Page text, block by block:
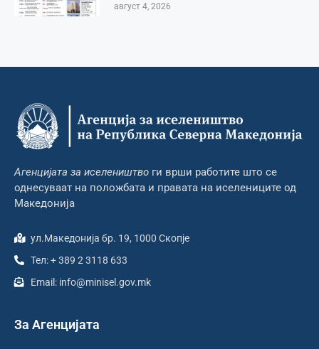
август 4, 2026
Агенцијата за иселеништво ги врши работите што се
однесуваат на положбата и правата на иселениците од
Македонија
ул.Македонија бр. 19, 1000 Скопје
Тел: + 389 2 3118 633
Email: info@minisel.gov.mk
За Агенцијата